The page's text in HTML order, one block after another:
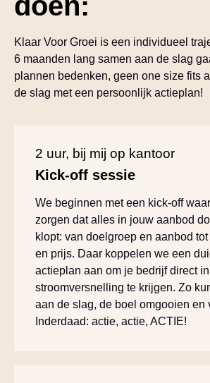
Klaar Voor Groei is een individueel
6 maanden lang samen aan de slag
plannen bedenken, geen one size fits
de slag met een persoonlijk actieplan!
2 uur, bij mij op kantoor
Kick-off sessie
We beginnen met een kick-off
zorgen dat alles in jouw aanbod
klopt: van doelgroep en aanbod
en prijs. Daar koppelen we een
actieplan aan om je bedrijf direct
stroomversnelling te krijgen. Zo
aan de slag, de boel omgooien en
Inderdaad: actie, actie, ACTIE!